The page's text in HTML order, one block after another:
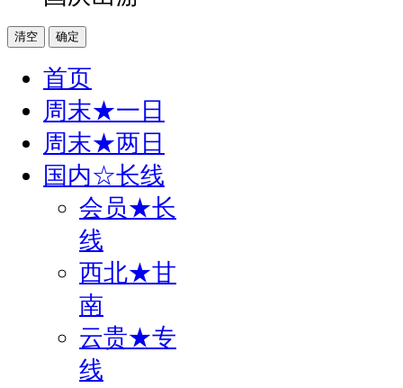
清空 确定
首页
周末★一日
周末★两日
国内☆长线
会员★长
线
西北★甘
南
云贵★专
线